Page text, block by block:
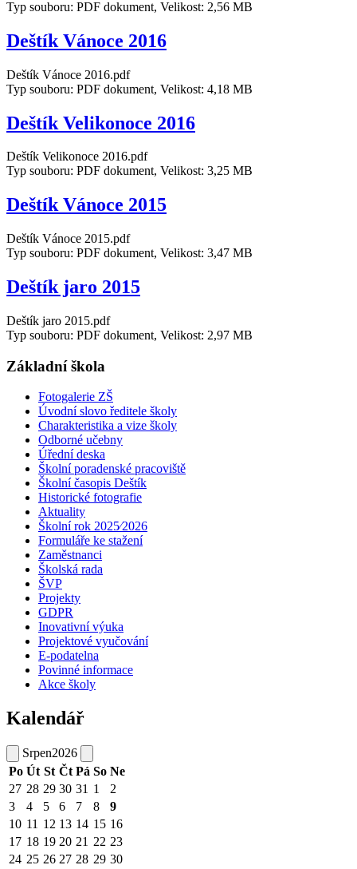
Typ souboru: PDF dokument, Velikost: 2,56 MB
Deštík Vánoce 2016
Deštík Vánoce 2016.pdf
Typ souboru: PDF dokument, Velikost: 4,18 MB
Deštík Velikonoce 2016
Deštík Velikonoce 2016.pdf
Typ souboru: PDF dokument, Velikost: 3,25 MB
Deštík Vánoce 2015
Deštík Vánoce 2015.pdf
Typ souboru: PDF dokument, Velikost: 3,47 MB
Deštík jaro 2015
Deštík jaro 2015.pdf
Typ souboru: PDF dokument, Velikost: 2,97 MB
Základní škola
Fotogalerie ZŠ
Úvodní slovo ředitele školy
Charakteristika a vize školy
Odborné učebny
Úřední deska
Školní poradenské pracoviště
Školní časopis Deštík
Historické fotografie
Aktuality
Školní rok 2025⁄2026
Formuláře ke stažení
Zaměstnanci
Školská rada
ŠVP
Projekty
GDPR
Inovativní výuka
Projektové vyučování
E-podatelna
Povinné informace
Akce školy
Kalendář
Srpen2026
Po Út St Čt Pá So Ne
27 28 29 30 31 1
2
3
4 5 6 7 8
9
10 11 12 13 14 15 16
17 18 19 20 21 22 23
24 25 26 27 28 29 30